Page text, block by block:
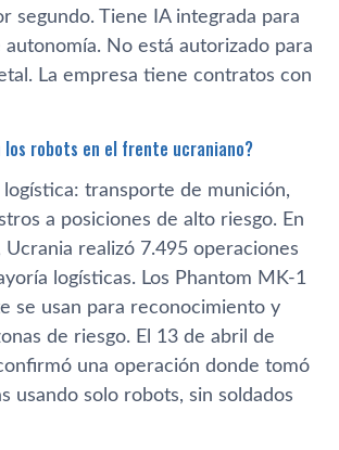
segundo. Tiene IA integrada para
No está autorizado para
La empresa tiene contratos con
los robots en el frente ucraniano?
logística: transporte de munición,
a posiciones de alto riesgo. En
realizó 7.495 operaciones
logísticas. Los Phantom MK-1
se usan para reconocimiento y
de riesgo. El 13 de abril de
una operación donde tomó
usando solo robots, sin soldados